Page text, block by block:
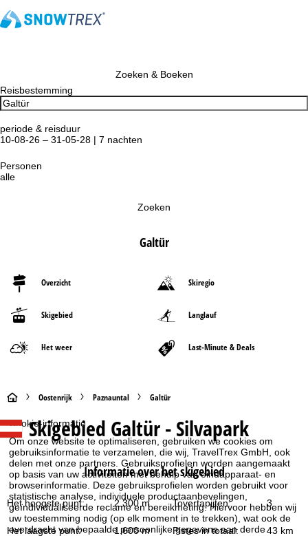
Cookie-informatie
Om onze website te optimaliseren, gebruiken we cookies om
gebruiksinformatie te verzamelen, die wij, TravelTrex GmbH, ook
delen met onze partners. Gebruiksprofielen worden aangemaakt
op basis van uw activiteiten met behulp van eindapparaat- en
browserinformatie. Deze gebruiksprofielen worden gebruikt voor
statistische analyse, individuele productaanbevelingen,
geïndividualiseerde reclame en bereikmeting. Hiervoor hebben wij
uw toestemming nodig (op elk moment in te trekken), wat ook de
overdracht van bepaalde persoonlijke gegevens aan derde
Zoeken & Boeken
Reisbestemming
periode & reisduur
10-08-26 – 31-05-28 | 7 nachten
Personen
alle
Zoeken
Galtür
Overzicht Skiregio
Skigebied Langlauf
Het weer Last-Minute & Deals
S
t
a
r
t
Oostenrijk Paznauntal Galtür
Skigebied Galtür - Silvapark
Informatie over het skigebied
Het hoogste punt: 2.300 m Tovertapijten: 3
Het laagste punt: 1.600 m Pistes in totaal: 43 km